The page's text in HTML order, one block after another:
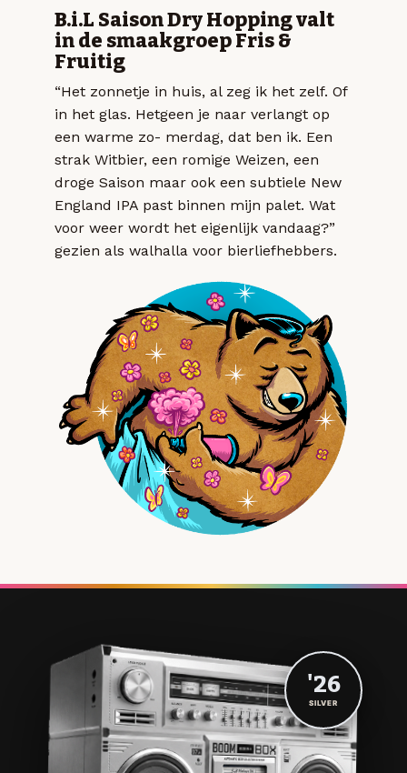
B.i.L Saison Dry Hopping valt
in de smaakgroep Fris &
Fruitig
“Het zonnetje in huis, al zeg ik het zelf. Of
in het glas. Hetgeen je naar verlangt op
een warme zo- merdag, dat ben ik. Een
strak Witbier, een romige Weizen, een
droge Saison maar ook een subtiele New
England IPA past binnen mijn palet. Wat
voor weer wordt het eigenlijk vandaag?”
gezien als walhalla voor bierliefhebbers.
'26
SILVER